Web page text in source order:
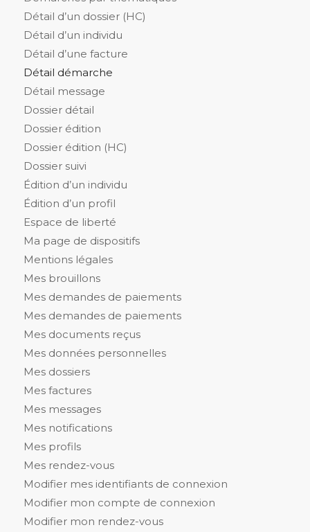
Détail d’un dossier (HC)
Détail d’un individu
Détail d’une facture
Détail démarche
Détail message
Dossier détail
Dossier édition
Dossier édition (HC)
Dossier suivi
Édition d’un individu
Édition d’un profil
Espace de liberté
Ma page de dispositifs
Mentions légales
Mes brouillons
Mes demandes de paiements
Mes demandes de paiements
Mes documents reçus
Mes données personnelles
Mes dossiers
Mes factures
Mes messages
Mes notifications
Mes profils
Mes rendez-vous
Modifier mes identifiants de connexion
Modifier mon compte de connexion
Modifier mon rendez-vous